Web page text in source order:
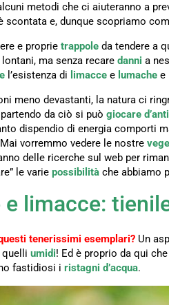
metodi che ci aiuteranno a
scontata e, dunque scopriamo
e proprie trappole da tendere a
ma senza recare danni a
l’esistenza di limacce e lumache e
meno devastanti, la natura ci
da ciò si può giocare
dispendio di energia comporti
vorremmo vedere le nostre
delle ricerche sul web per
le varie possibilità che abbiamo
e limacce:
tenerissimi esemplari? Un
quelli umidi! Ed è proprio da qui
fastidiosi i ristagni d’acqua.